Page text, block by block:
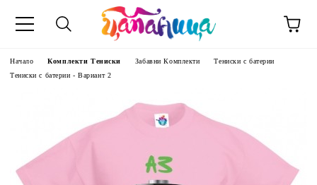
Начало Комплекти Тениски Забавни Комплекти
Тениски с батерии
Тениски с батерии - Вариант 2